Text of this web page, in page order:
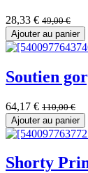
28,33 € 49,00€
Ajouter au panier
Soutien
64,17 € 110,00€
Ajouter au panier
Shorty